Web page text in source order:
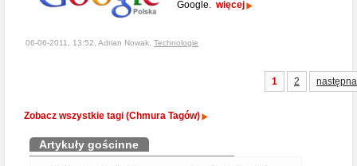
Google. więcej
06-06-2011, 13:52, Adrian Nowak, Technologie
1 2 następna
Zobacz wszystkie tagi (Chmura Tagów)
Artykuły gościnne